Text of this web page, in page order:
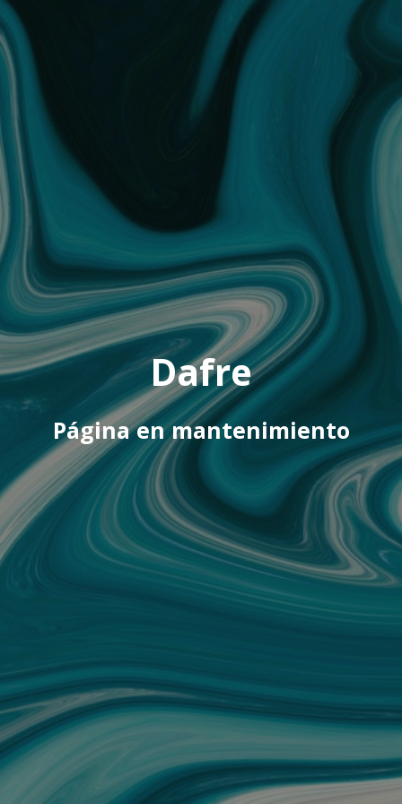
Dafre
Página en mantenimiento